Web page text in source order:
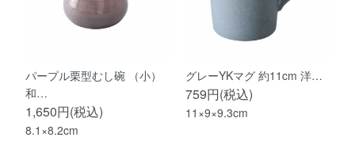
パープル栗型むし碗 （小）
和…
1,650円(税込)
8.1×8.2cm
グレーYKマグ 約11cm 洋…
759円(税込)
11×9×9.3cm